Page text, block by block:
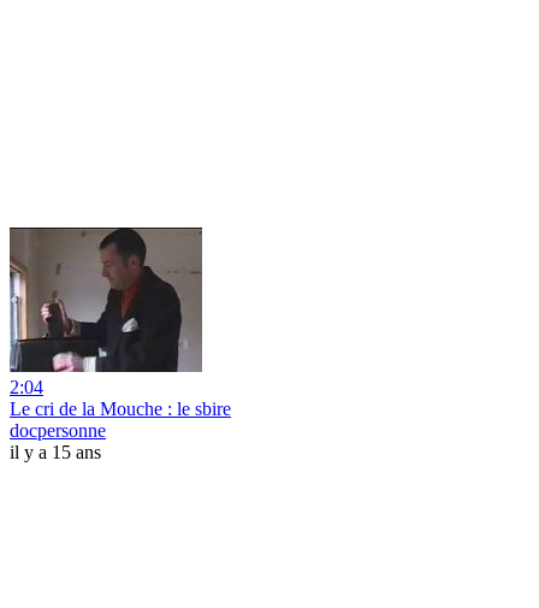
2:04
Le cri de la Mouche : le sbire
docpersonne
il y a 15 ans